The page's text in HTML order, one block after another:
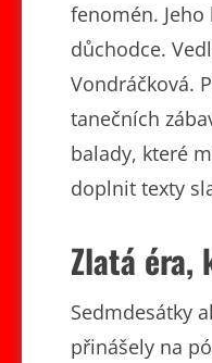
fenomén.
důchodce.
Vondráčková.
tanečních
balady, které
doplnit texty
Zlatá éra,
Sedmdesátky
přinášely na